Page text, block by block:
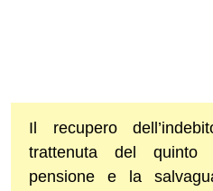
Il recupero
trattenuta del quinto
pensione e la